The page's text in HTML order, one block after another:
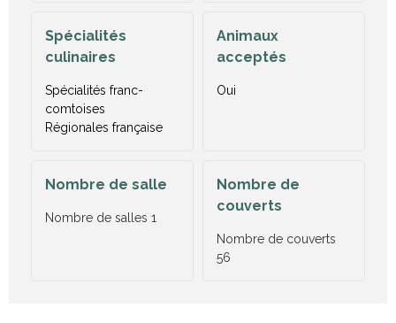
Spécialités
culinaires
Spécialités franc-
comtoises
Régionales française
Animaux
acceptés
Oui
Nombre de salle
Nombre de salles 1
Nombre de
couverts
Nombre de couverts
56